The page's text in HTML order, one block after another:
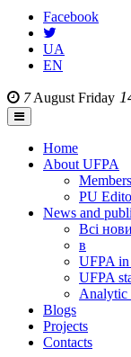
Facebook
UA
EN
7August Friday
Home
About UFPA
PU
News and
Всі
в
UFPA
UFPA
Analytic
Blogs
Projects
Contacts